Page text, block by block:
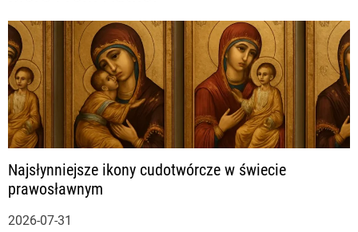
Najsłynniejsze ikony cudotwórcze w świecie
prawosławnym
2026-07-31